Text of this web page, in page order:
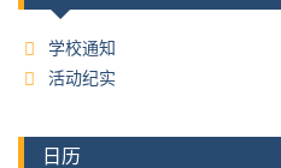
学校通知
活动纪实
日历